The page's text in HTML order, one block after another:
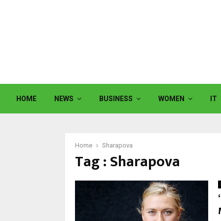
HOME NEWS BUSINESS WOMEN IT
Home Sharapova
Tag : Sharapova